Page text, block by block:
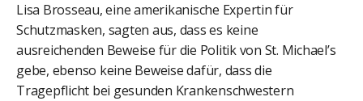
Lisa Brosseau, eine amerikanische Expertin für
Schutzmasken, sagten aus, dass es keine
ausreichenden Beweise für die Politik von St. Michael’s
gebe, ebenso keine Beweise dafür, dass die
Tragepflicht bei gesunden Krankenschwestern